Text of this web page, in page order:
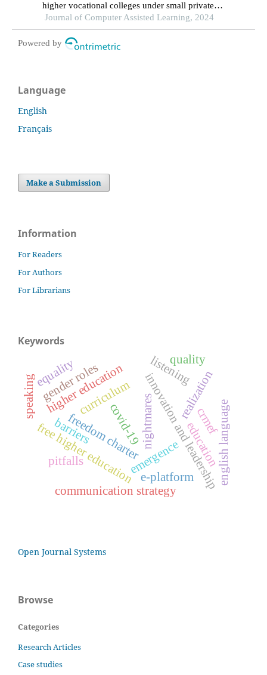
higher vocational colleges under small private
online courses-based settings: a grounded theory
approach
Journal of Computer Assisted Learning, 2024
Powered by
Language
English
Français
Make a Submission
Information
For Readers
For Authors
For Librarians
Keywords
emergence
innovation and leadership
curriculum
freedom charter
free higher education
realization
nightmares
pitfalls
covid-19
e-platform
higher education
communication strategy
education
barriers
gender roles
equality
english language
speaking
listening
quality
crmef
Open Journal Systems
Browse
Categories
Research Articles
Case studies